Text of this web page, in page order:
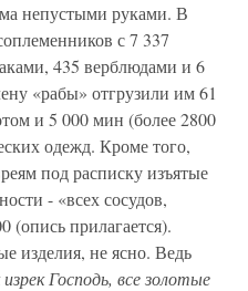
непустыми руками. В
с 7 337
435 верблюдами и 6
«рабы» отгрузили им 61
и 5 000 мин (более 2800
одежд. Кроме того,
под расписку изъятые
- «всех сосудов,
(опись прилагается).
изделия, не ясно. Ведь
изрек Господь, все золотые